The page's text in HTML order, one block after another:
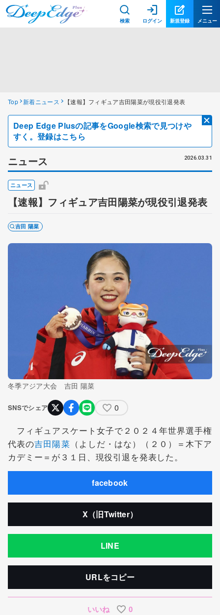
検索 ログイン 新規登録 メニュー
Top 新着ニュース 【速報】フィギュア吉田陽菜が現役引退発表
Deep Edge Plusの記事をGoogle検索で見つけや
すく。登録はこちら
ニュース 2026.03.31
ニュース
【速報】フィギュア吉田陽菜が現役引退発表
吉田 陽菜
冬季アジア大会 吉田 陽菜
SNSでシェア 0
フィギュアスケート女子で２０２４年世界選手権
代表の吉田陽菜 （よしだ・はな）（２０）＝木下ア
カデミー＝が３１日、現役引退を発表した。
facebook
X（旧Twitter）
LINE
URLをコピー
いいね 0